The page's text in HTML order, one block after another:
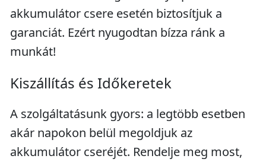
akkumulátor csere esetén biztosítjuk a
garanciát. Ezért nyugodtan bízza ránk a
munkát!
Kiszállítás és Időkeretek
A szolgáltatásunk gyors: a legtöbb esetben
akár napokon belül megoldjuk az
akkumulátor cseréjét. Rendelje meg most,